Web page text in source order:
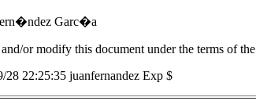
Garc�a
or modify this document under the terms of the
22:25:35 juanfernandez Exp $